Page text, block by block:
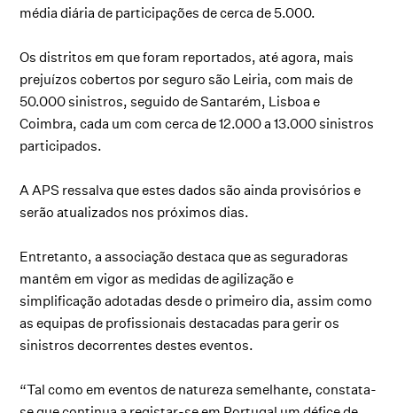
média diária de participações de cerca de 5.000.
Os distritos em que foram reportados, até agora, mais
prejuízos cobertos por seguro são Leiria, com mais de
50.000 sinistros, seguido de Santarém, Lisboa e
Coimbra, cada um com cerca de 12.000 a 13.000 sinistros
participados.
A APS ressalva que estes dados são ainda provisórios e
serão atualizados nos próximos dias.
Entretanto, a associação destaca que as seguradoras
mantêm em vigor as medidas de agilização e
simplificação adotadas desde o primeiro dia, assim como
as equipas de profissionais destacadas para gerir os
sinistros decorrentes destes eventos.
“Tal como em eventos de natureza semelhante, constata-